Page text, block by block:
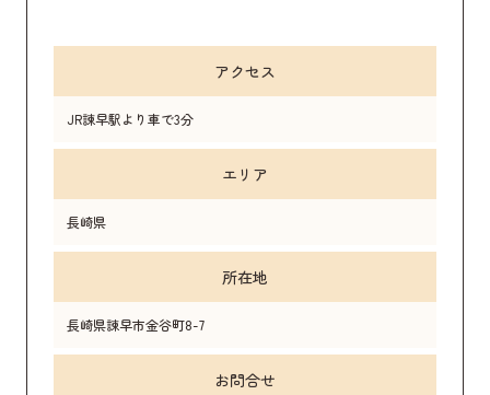
アクセス
JR諫早駅より車で3分
エリア
長崎県
所在地
長崎県諫早市金谷町8-7
お問合せ